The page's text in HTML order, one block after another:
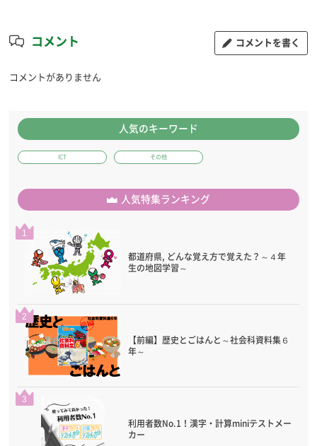
コメント コメントを書く
コメントがありません
人気のキーワード
ICT その他
人気特集ランキング
1
都道府県, どんな覚え方で覚えた？～４年
生の地図学習～
2
【前編】歴史とごはんと～社会科資料集６
年～
3
利用者数No.1！漢字・計算miniテストメー
カー